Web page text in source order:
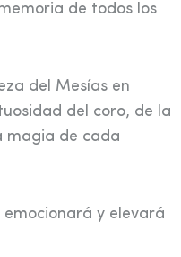
de todos los
del Mesías en
del coro, de la
magia de cada
emocionará y elevará